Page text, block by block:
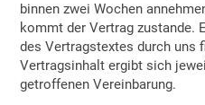
binnen zwei Wochen
kommt der Vertrag zustande.
des Vertragstextes durch uns
Vertragsinhalt ergibt sich
getroffenen Vereinbarung.